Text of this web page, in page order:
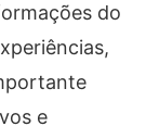
do
e